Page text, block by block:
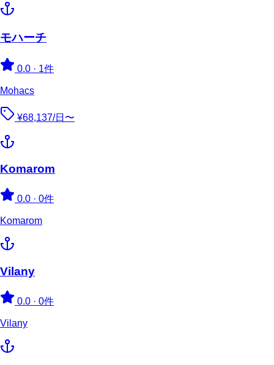
モハーチ
0.0 · 1件
Mohacs
¥68,137/日〜
Komarom
0.0 · 0件
Komarom
Vilany
0.0 · 0件
Vilany